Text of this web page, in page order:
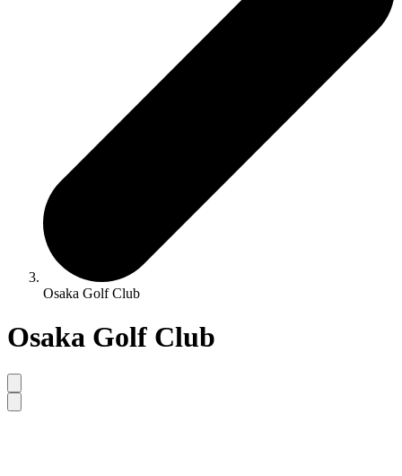
Osaka Golf Club
Osaka Golf Club